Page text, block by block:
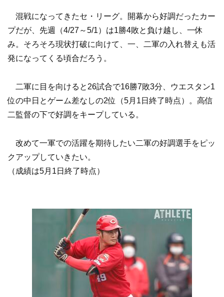
混戦になってきたセ・リーグ。開幕から好調だったカー
プだが、先週（4/27～5/1）は1勝4敗と負け越し、一休
み。そろそろ現状打破に向けて、一、二軍の入れ替えも活
発になってくる頃合だろう。
二軍に目を向けると26試合で16勝7敗3分、ウエスタン1
位の中日とゲーム差なしの2位（5月1日終了時点）。高信
二監督の下で好調をキープしている。
改めて一軍での活躍を期待したい二軍の好調選手をピッ
クアップしていきたい。
（成績は5月1日終了時点）